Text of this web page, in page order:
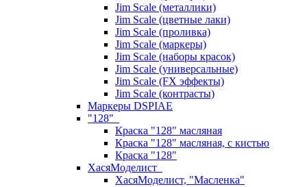
Jim Scale (металлики)
Jim Scale (цветные лаки)
Jim Scale (проливка)
Jim Scale (маркеры)
Jim Scale (наборы красок)
Jim Scale (универсальные)
Jim Scale (FX эффекты)
Jim Scale (контрасты)
Маркеры DSPIAE
"128"
Краска "128" масляная
Краска "128" масляная, с кистью
Краска "128"
ХасяМоделист
ХасяМоделист, "Масленка"